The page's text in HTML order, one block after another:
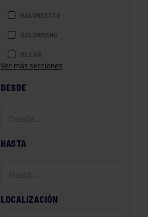
BALONCESTO
BALONMANO
BILLAR
BOXEO
Ver más secciones
DESDE
HASTA
LOCALIZACIÓN